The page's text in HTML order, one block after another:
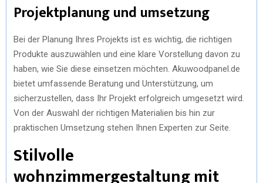
Projektplanung und umsetzung
Bei der Planung Ihres Projekts ist es wichtig, die richtigen
Produkte auszuwählen und eine klare Vorstellung davon zu
haben, wie Sie diese einsetzen möchten. Akuwoodpanel.de
bietet umfassende Beratung und Unterstützung, um
sicherzustellen, dass Ihr Projekt erfolgreich umgesetzt wird.
Von der Auswahl der richtigen Materialien bis hin zur
praktischen Umsetzung stehen Ihnen Experten zur Seite.
Stilvolle
wohnzimmergestaltung mit